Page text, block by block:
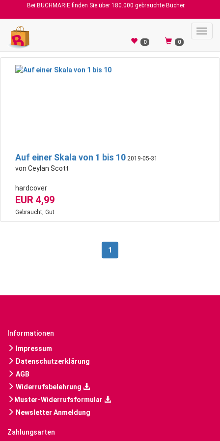
Bei BUCHMARIE finden Sie über 180.000 gebrauchte Bücher.
0 0
Auf einer Skala von 1 bis 10 2019-05-31
von Ceylan Scott
hardcover
EUR 4,99
Gebraucht, Gut
1
Informationen
Impressum
Datenschutzerklärung
AGB
Widerrufsbelehrung
Muster-Widerrufsformular
Newsletter Anmeldung
Zahlungsarten